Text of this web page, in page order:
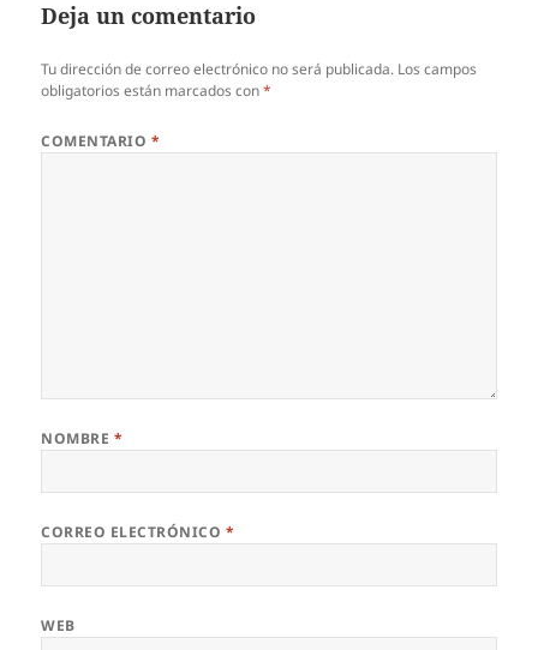
Deja un comentario
Tu dirección de correo electrónico no será publicada. Los campos
obligatorios están marcados con*
COMENTARIO *
NOMBRE *
CORREO ELECTRÓNICO *
WEB